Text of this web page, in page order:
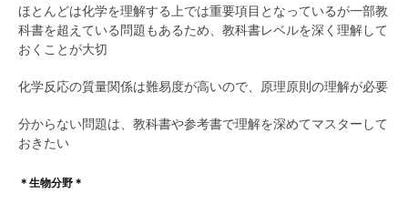
ほとんどは化学を理解する上では重要項目となっているが一部教
科書を超えている問題もあるため、教科書レベルを深く理解して
おくことが大切
化学反応の質量関係は難易度が高いので、原理原則の理解が必要
分からない問題は、教科書や参考書で理解を深めてマスターして
おきたい
＊生物分野＊